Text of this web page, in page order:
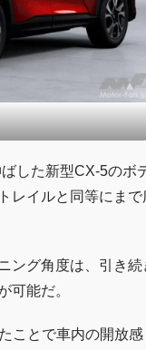
した新型CX-5の
レイルと同等にま
ング角度は、引き
可能だ。
ことで車内の開放